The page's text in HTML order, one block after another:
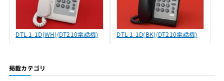
DTL-1-1D(WH)(DT210電話機) DTL-1-1D(BK)(DT210電話機)
掲載カテゴリ